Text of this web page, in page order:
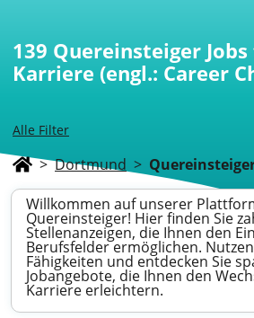
Alle Filter
139 Quereinsteiger
Karriere (engl.: Career
> Dortmund >
Willkommen auf unserer
Quereinsteiger! Hier finden Sie
Stellenanzeigen, die Ihnen den
Berufsfelder ermöglichen.
Fähigkeiten und entdecken Sie
Jobangebote, die Ihnen den
Karriere erleichtern.